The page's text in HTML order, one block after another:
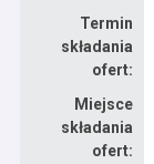
Termin
składania
ofert:
Miejsce
składania
ofert: